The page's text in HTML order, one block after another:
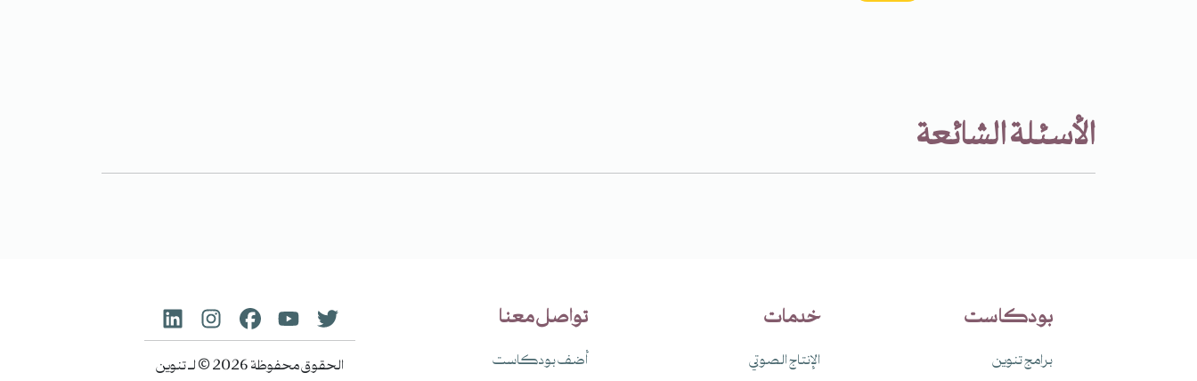
الأسئلة الشائعة
بودكاست
برامج تنوين
خدمات
الإنتاج الصوتي
تواصل معنا
أضف بودكاست
الحقوق محفوظة 2026 © لـ تنوين